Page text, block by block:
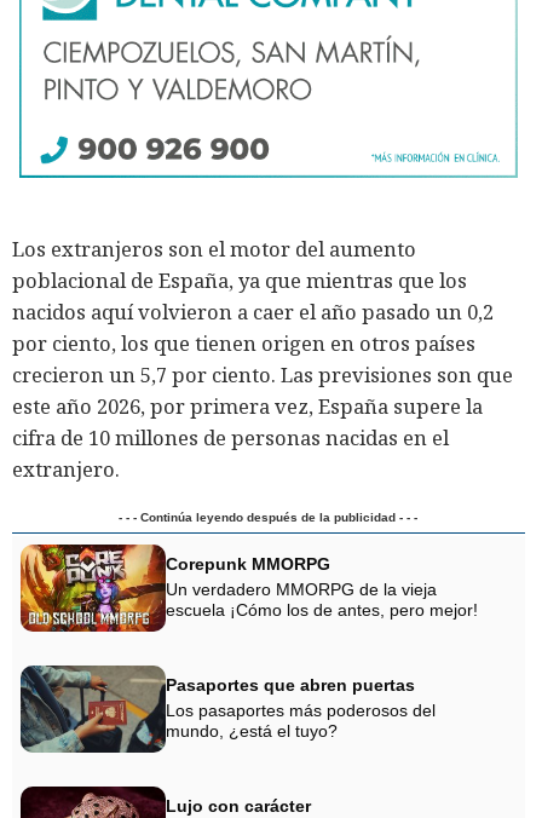
Los extranjeros son el motor del aumento
poblacional de España, ya que mientras que los
nacidos aquí volvieron a caer el año pasado un 0,2
por ciento, los que tienen origen en otros países
crecieron un 5,7 por ciento. Las previsiones son que
este año 2026, por primera vez, España supere la
cifra de 10 millones de personas nacidas en el
extranjero.
- - - Continúa leyendo después de la publicidad - - -
Corepunk MMORPG
Un verdadero MMORPG de la vieja
escuela ¡Cómo los de antes, pero mejor!
Pasaportes que abren puertas
Los pasaportes más poderosos del
mundo, ¿está el tuyo?
Lujo con carácter